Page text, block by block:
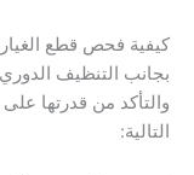
كيفية فحص قطع
بجانب التنظيف
والتأكد من قدرتها
التالية: